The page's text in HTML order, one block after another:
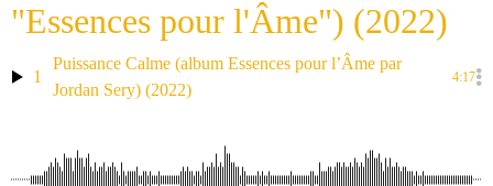
"Essences pour l'Âme") (2022)
1
Puissance Calme (album Essences pour l’Âme par
Jordan Sery) (2022)
4:17